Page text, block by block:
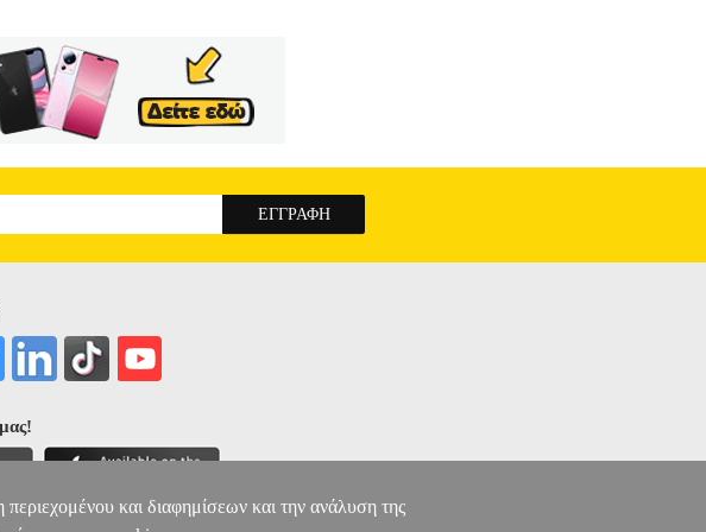
και διαφημίσεων και την ανάλυση της